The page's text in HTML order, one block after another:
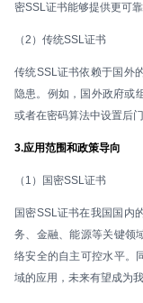
密SSL证书能够提供更可
（2）传统SSL证书
传统SSL证书依赖于国外
隐患。例如，国外政府或
或者在密码算法中设置后
3.应用范围和政策导向
（1）国密SSL证书
国密SSL证书在我国国内
务、金融、能源等关键领
络安全的自主可控水平。
域的应用，未来有望成为